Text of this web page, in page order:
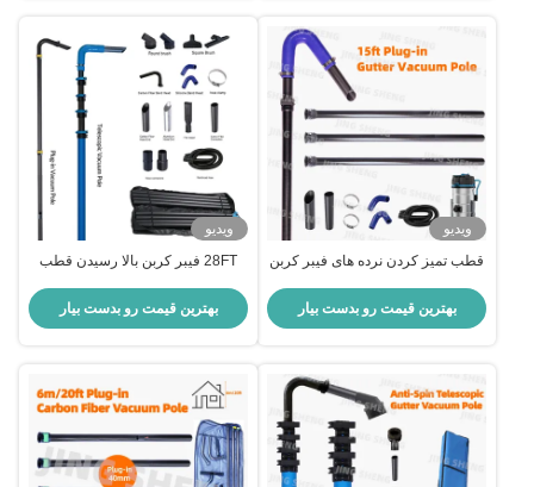
ویدیو
قطب تمیز کردن نرده های فیبر کربن
45° 90° و لوله های کربن برای
بهترین قیمت رو بدست بیار
ویدیو
28FT فیبر کربن بالا رسیدن قطب
صنعتی حداکثر رسیدن با ثبات
بهترین قیمت رو بدست بیار